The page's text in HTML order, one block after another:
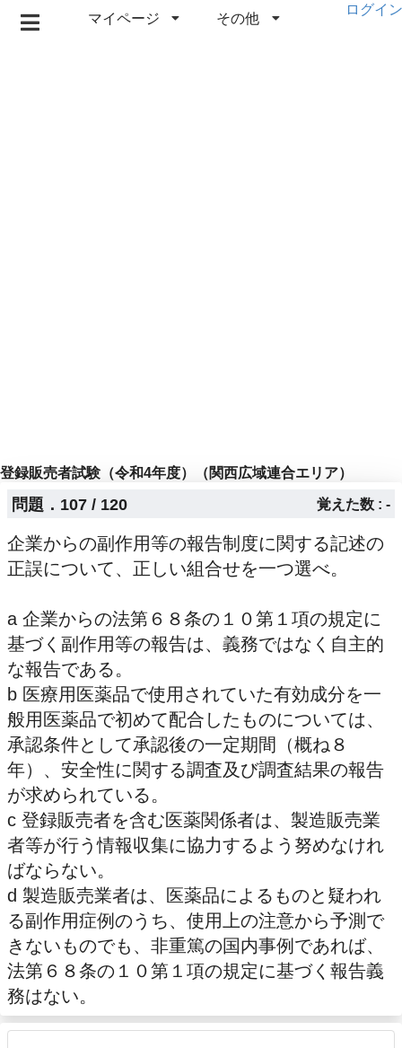
マイページ その他
ログイン
登録販売者試験（令和4年度）（関西広域連合エリア）
問題．107 / 120 覚えた数 : -
企業からの副作用等の報告制度に関する記述の
正誤について、正しい組合せを一つ選べ。
a 企業からの法第６８条の１０第１項の規定に
基づく副作用等の報告は、義務ではなく自主的
な報告である。
b 医療用医薬品で使用されていた有効成分を一
般用医薬品で初めて配合したものについては、
承認条件として承認後の一定期間（概ね８
年）、安全性に関する調査及び調査結果の報告
が求められている。
c 登録販売者を含む医薬関係者は、製造販売業
者等が行う情報収集に協力するよう努めなけれ
ばならない。
d 製造販売業者は、医薬品によるものと疑われ
る副作用症例のうち、使用上の注意から予測で
きないものでも、非重篤の国内事例であれば、
法第６８条の１０第１項の規定に基づく報告義
務はない。